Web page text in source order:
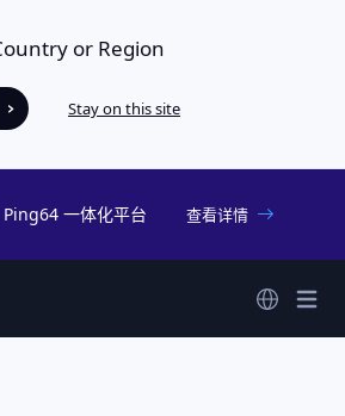
or Region
Stay on this site
一体化平台 查看详情